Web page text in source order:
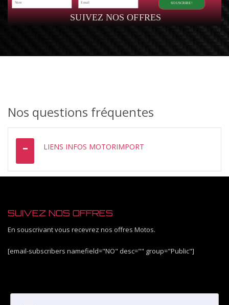
SUIVEZ NOS OFFRES
SOUSCRIRE!
Nos questions fréquentes
LIENS INFOS MOTORIMPORT
SUIVEZ NOS OFFRES
En souscrivant vous recevrez nos offres Motos.
[email-subscribers namefield="NO" desc="" group="Public"]